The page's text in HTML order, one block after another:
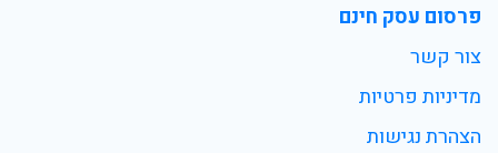
פרסום עסק חינם
צור קשר
מדיניות פרטיות
הצהרת נגישות